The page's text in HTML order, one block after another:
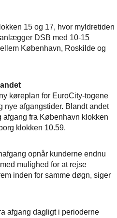
15 og 17, hvor myldretiden
DSB med 10-15
København, Roskilde og
køreplan for EuroCity-togene
nye afgangstider. Blandt andet
fra København klokken
klokken 10.59.
opnår kunderne endnu
mulighed for at rejse
inden for samme døgn, siger
afgang dagligt i perioderne